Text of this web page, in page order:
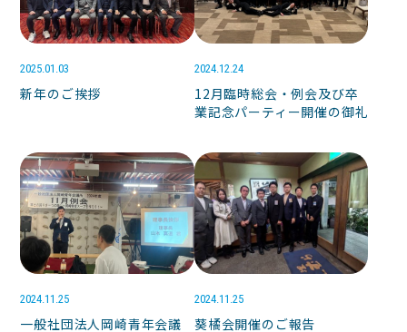
2025.01.03
新年のご挨拶
2024.12.24
12月臨時総会・例会及び卒
業記念パーティー開催の御礼
2024.11.25
一般社団法人岡崎青年会議
2024.11.25
葵橘会開催のご報告